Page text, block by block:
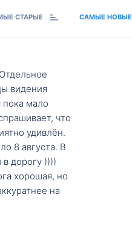
СТАРЫЕ САМЫЕ НОВЫЕ
видения
пока мало
что
удивлён.
8 августа. В
дорогу ))))
хорошая, но
на